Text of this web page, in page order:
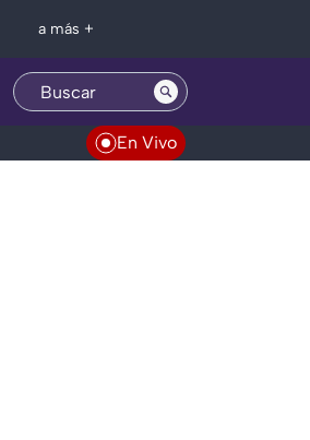
a más +
En Vivo